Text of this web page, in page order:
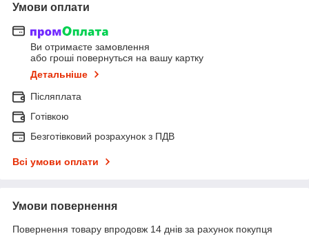
Умови оплати
Ви отримаєте замовлення
або гроші повернуться на вашу картку
Детальніше
Післяплата
Готівкою
Безготівковий розрахунок з ПДВ
Всі умови оплати
Умови повернення
Повернення товару впродовж 14 днів за рахунок покупця